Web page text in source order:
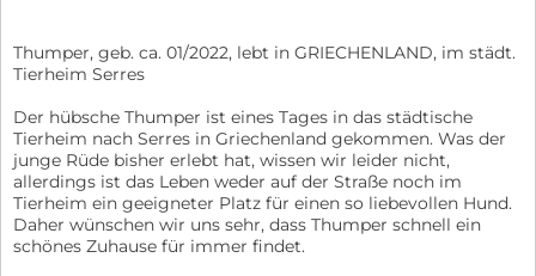
Thumper, geb. ca. 01/2022, lebt in GRIECHENLAND, im städt.
Tierheim Serres
Der hübsche Thumper ist eines Tages in das städtische
Tierheim nach Serres in Griechenland gekommen. Was der
junge Rüde bisher erlebt hat, wissen wir leider nicht,
allerdings ist das Leben weder auf der Straße noch im
Tierheim ein geeigneter Platz für einen so liebevollen Hund.
Daher wünschen wir uns sehr, dass Thumper schnell ein
schönes Zuhause für immer findet.